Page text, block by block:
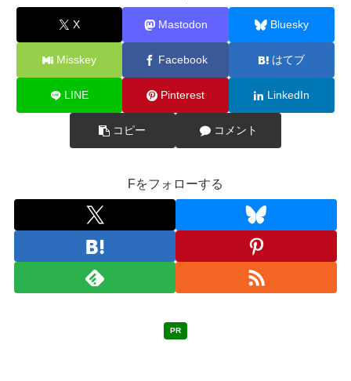
X Mastodon Bluesky
Misskey Facebook はてブ
LINE Pinterest LinkedIn
コピー コメント
Fをフォローする
PR